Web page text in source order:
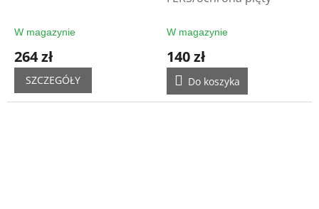
W magazynie
264 zł
SZCZEGÓŁY
W magazynie
140 zł
Do koszyka